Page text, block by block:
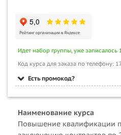
Идет набор группы, уже записалось
Код курса для заказа по телефону:
Есть промокод?
Наименование курса
Повышение квалификации